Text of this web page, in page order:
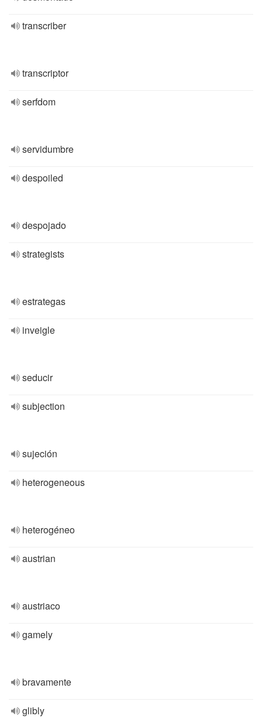
transcriber
transcriptor
serfdom
servidumbre
despoiled
despojado
strategists
estrategas
inveigle
seducir
subjection
sujeción
heterogeneous
heterogéneo
austrian
austriaco
gamely
bravamente
glibly